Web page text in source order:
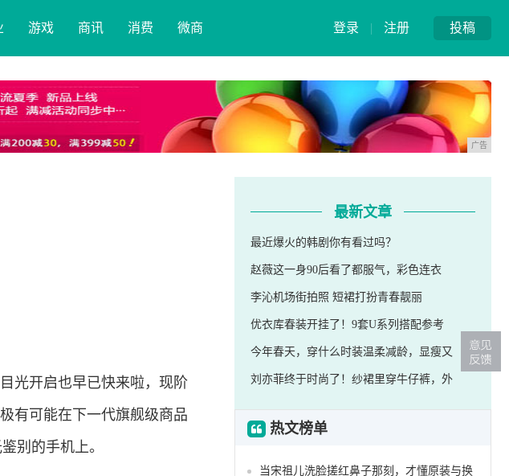
投稿
登录 | 注册
游戏 商讯 消费 微商
广告
光开启也早已快来啦，现阶
有可能在下一代旗舰级商品
别的手机上。
最新文章
最近爆火的韩剧你有看过吗？
赵薇这一身90后看了都服气，彩色连衣
李沁机场街拍照 短裙打扮青春靓丽
优衣库春装开挂了！9套U系列搭配参考
今年春天，穿什么时装温柔减龄，显瘦又
刘亦菲终于时尚了！纱裙里穿牛仔裤，外
热文榜单
当宋祖儿洗脸搓红鼻子那刻，才懂原装与换